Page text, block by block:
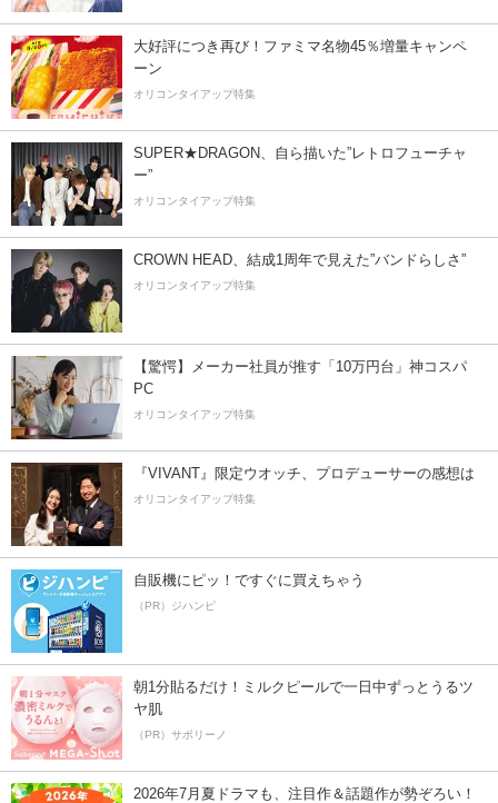
大好評につき再び！ファミマ名物45％増量キャンペ
ーン
オリコンタイアップ特集
SUPER★DRAGON、自ら描いた”レトロフューチャ
ー”
オリコンタイアップ特集
CROWN HEAD、結成1周年で見えた”バンドらしさ”
オリコンタイアップ特集
【驚愕】メーカー社員が推す「10万円台」神コスパ
PC
オリコンタイアップ特集
『VIVANT』限定ウオッチ、プロデューサーの感想は
オリコンタイアップ特集
自販機にピッ！ですぐに買えちゃう
（PR）ジハンピ
朝1分貼るだけ！ミルクピールで一日中ずっとうるツ
ヤ肌
（PR）サボリーノ
2026年7月夏ドラマも、注目作＆話題作が勢ぞろい！